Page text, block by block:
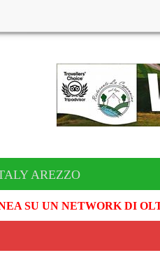
AREZZO
SU UN NETWORK DI